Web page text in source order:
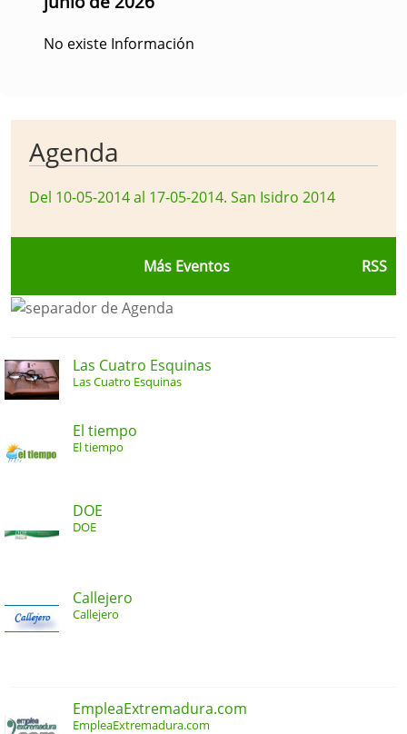
No existe Información
Agenda
Del 10-05-2014 al 17-05-2014. San Isidro 2014
Más Eventos RSS
Las Cuatro Esquinas
Las Cuatro Esquinas
El tiempo
El tiempo
DOE
DOE
Callejero
Callejero
EmpleaExtremadura.com
EmpleaExtremadura.com